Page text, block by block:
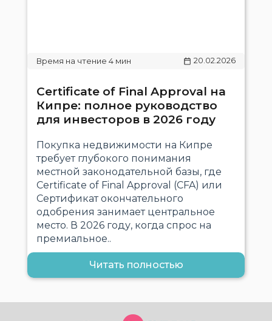
20.02.2026
Certificate of Final Approval на
Кипре: полное руководство
для инвесторов в 2026 году
Покупка недвижимости на Кипре
требует глубокого понимания
местной законодательной базы, где
Certificate of Final Approval (CFA) или
Сертификат окончательного
одобрения занимает центральное
место. В 2026 году, когда спрос на
премиальное..
Читать полностью